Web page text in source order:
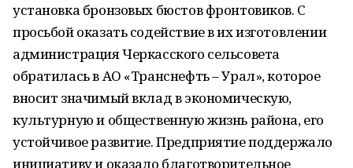
установка бронзовых бюстов фронтовиков. С
просьбой оказать содействие в их изготовлении
администрация Черкасского сельсовета
обратилась в АО «Транснефть – Урал», которое
вносит значимый вклад в экономическую,
культурную и общественную жизнь района, его
устойчивое развитие. Предприятие поддержало
инициативу и оказало благотворительное